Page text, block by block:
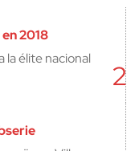
2018
la élite nacional
2